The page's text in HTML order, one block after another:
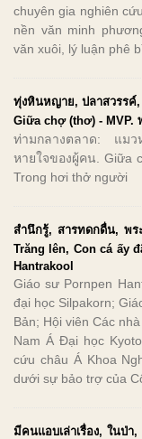
chuyên gia nghiên
nền văn minh
văn xuôi, lý luận phê
ทุ่งหินหญาย, ปลาสวรรค์,
Giữa chợ (thơ) - MVP.
ท่ามกลางตลาด: แม
หายใจของผู้คน. Giữa
Trong hơi thở người
สำนึกรู้, สารทดกดื่น, พ
Trăng lên, Con cá ấy
Hantrakool
Giáo sư Pornpen
đại học Silpakorn;
Bản; Hội viên Các
Nam Á Đại học
cứu châu Á Khoa
dưới sự bảo trợ của
มีคนแอบเล่าเรื่อง, ในป่